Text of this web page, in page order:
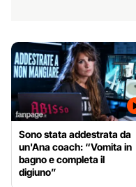
Sono stata addestrata da
un'Ana coach: “Vomita in
bagno e completa il
digiuno”